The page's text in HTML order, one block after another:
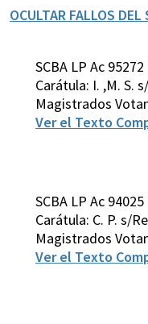
OCULTAR FALLOS DEL
SCBA LP Ac
Carátula: I. ,M. S.
Magistrados
Ver el Texto
SCBA LP Ac
Carátula: C. P. s/
Magistrados
Ver el Texto